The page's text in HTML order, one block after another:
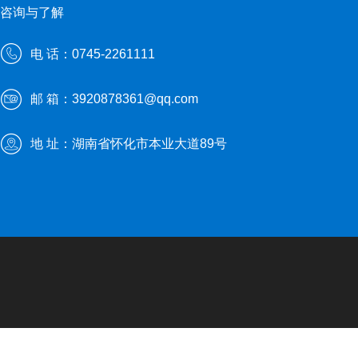
咨询与了解
电 话：0745-2261111
邮 箱：3920878361@qq.com
地 址：湖南省怀化市本业大道89号